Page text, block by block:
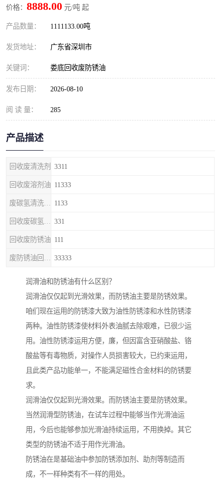
价格： 8888.00 元/吨 起
产品数量： 1111133.00吨
发货地址： 广东省深圳市
关键词： 娄底回收废防锈油
发布日期： 2026-08-10
阅 读 量： 285
产品描述
回收废清洗剂 3311
回收废溶剂油 11333
1133
331
回收废防锈油 111
33333
润滑油和防锈油有什么区别？
润滑油仅仅起到光滑效果，而防锈油主要是防锈效果。
咱们现在运用的防锈漆大致为油性防锈漆和水性防锈漆
两种。油性防锈漆使材料外表油腻去除艰难，已很少运
用。油性防锈漆运用方便，廉，但因富含亚硝酸盐、铬
酸盐等有毒物质，对操作人员损害较大，已约束运用，
且此类产品功能单一，不能满足磁性合金材料的防锈要
求。
润滑油仅仅起到光滑效果。而防锈油主要是防锈效果。
当然润滑型防锈油，在试车过程中能够当作光滑油运
用，今后也能够参加光滑油持续运用，不用换掉。其它
类型的防锈油不适于用作光滑油。
防锈油在是基础油中参加防锈添加剂、助剂等制造而
成，不一样种类有不一样的用处。